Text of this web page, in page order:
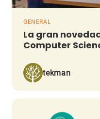
GENERAL
La gran
Computer
tekman